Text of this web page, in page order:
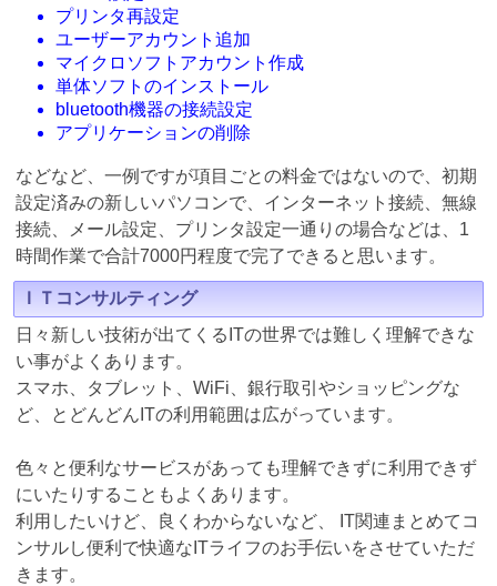
プリンタ再設定
ユーザーアカウント追加
マイクロソフトアカウント作成
単体ソフトのインストール
bluetooth機器の接続設定
アプリケーションの削除
などなど、一例ですが項目ごとの料金ではないので、初期
設定済みの新しいパソコンで、インターネット接続、無線
接続、メール設定、プリンタ設定一通りの場合などは、1
時間作業で合計7000円程度で完了できると思います。
ＩＴコンサルティング
日々新しい技術が出てくるITの世界では難しく理解できな
い事がよくあります。
スマホ、タブレット、WiFi、銀行取引やショッピングな
ど、とどんどんITの利用範囲は広がっています。
色々と便利なサービスがあっても理解できずに利用できず
にいたりすることもよくあります。
利用したいけど、良くわからないなど、 IT関連まとめてコ
ンサルし便利で快適なITライフのお手伝いをさせていただ
きます。